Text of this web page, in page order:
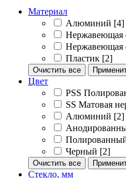
Материал
Алюминий [4]
Нержавеющая
Нержавеющая
Пластик [2]
Очистить все
Цвет
PSS
SS Матовая
Алюминий [2]
Черный [2]
Очистить все
Стекло, мм